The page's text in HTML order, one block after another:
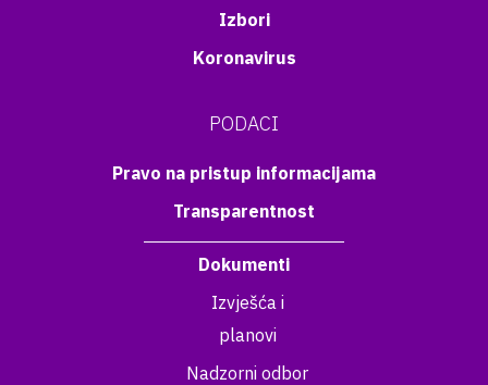
Izbori
Koronavirus
PODACI
Pravo na pristup informacijama
Transparentnost
Dokumenti
Izvješća i
planovi
Nadzorni odbor